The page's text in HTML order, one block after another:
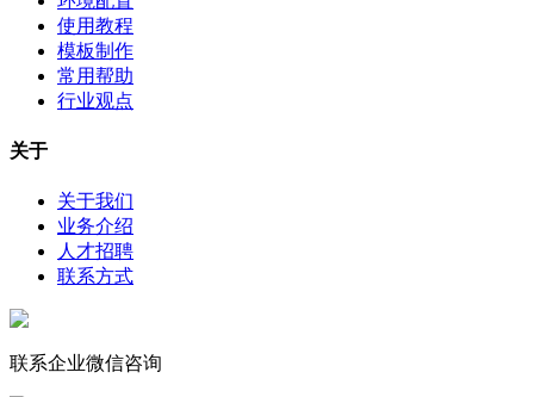
使用教程
模板制作
常用帮助
行业观点
关于
关于我们
业务介绍
人才招聘
联系方式
联系企业微信咨询